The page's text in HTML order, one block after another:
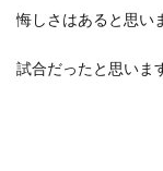
悔しさはあると思い
試合だったと思いま